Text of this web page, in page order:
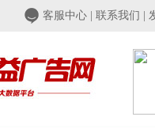
客服中心 联系我们